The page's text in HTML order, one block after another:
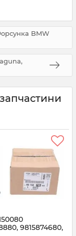
BMW
9815874680,